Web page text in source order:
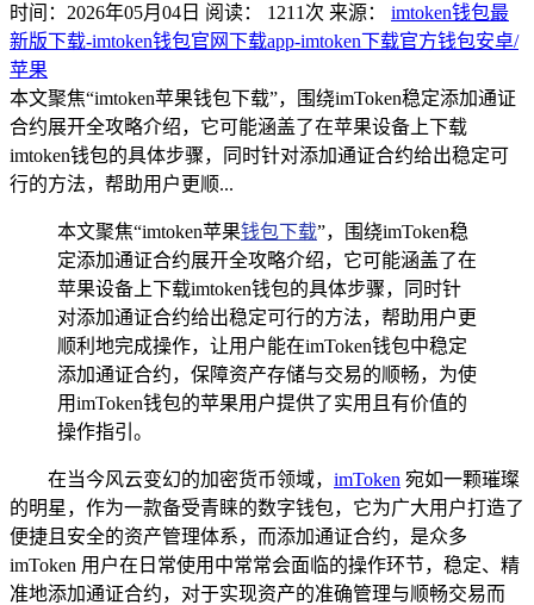
时间：2026年05月04日 阅读： 1211 次 来源： imtoken钱包最
新版下载-imtoken钱包官网下载app-imtoken下载官方钱包安卓/
苹果
本文聚焦“imtoken苹果钱包下载”，围绕imToken稳定添加通证
合约展开全攻略介绍，它可能涵盖了在苹果设备上下载
imtoken钱包的具体步骤，同时针对添加通证合约给出稳定可
行的方法，帮助用户更顺...
本文聚焦“imtoken苹果钱包下载”，围绕imToken稳
定添加通证合约展开全攻略介绍，它可能涵盖了在
苹果设备上下载imtoken钱包的具体步骤，同时针
对添加通证合约给出稳定可行的方法，帮助用户更
顺利地完成操作，让用户能在imToken钱包中稳定
添加通证合约，保障资产存储与交易的顺畅，为使
用imToken钱包的苹果用户提供了实用且有价值的
操作指引。
在当今风云变幻的加密货币领域， imToken 宛如一颗璀璨
的明星，作为一款备受青睐的数字钱包，它为广大用户打造了
便捷且安全的资产管理体系，而添加通证合约，是众多
imToken 用户在日常使用中常常会面临的操作环节，稳定、精
准地添加通证合约，对于实现资产的准确管理与顺畅交易而